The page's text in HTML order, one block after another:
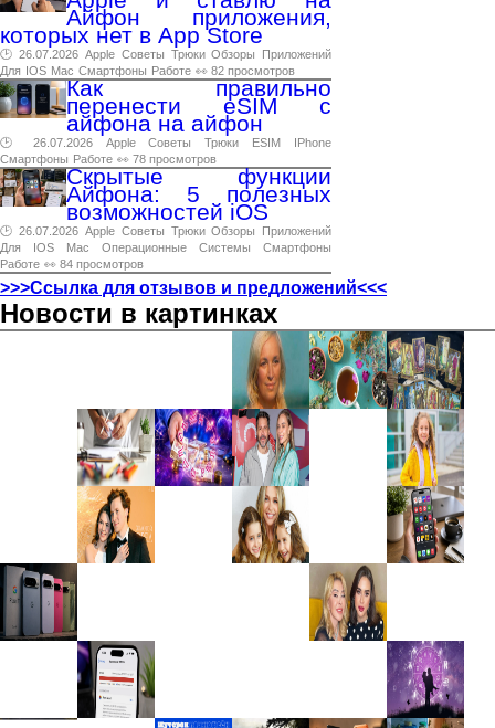
Айфон приложения,
которых нет в App Store
🕑 26.07.2026 Apple Советы Трюки Обзоры
Приложений
Для IOS Mac Смартфоны Работе 👀 82 просмотров
Как правильно
перенести eSIM с
айфона на айфон
🕑 26.07.2026 Apple Советы Трюки ESIM
IPhone
Смартфоны Работе 👀 78 просмотров
Скрытые функции
Айфона: 5 полезных
возможностей iOS
🕑 26.07.2026 Apple Советы Трюки Обзоры
Приложений
Для
IOS Mac Операционные Системы
Смартфоны
Работе 👀 84 просмотров
>>>Ссылка для отзывов и предложений<<<
Новости в картинках